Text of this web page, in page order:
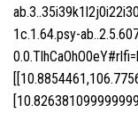
1c.1.64.psy-